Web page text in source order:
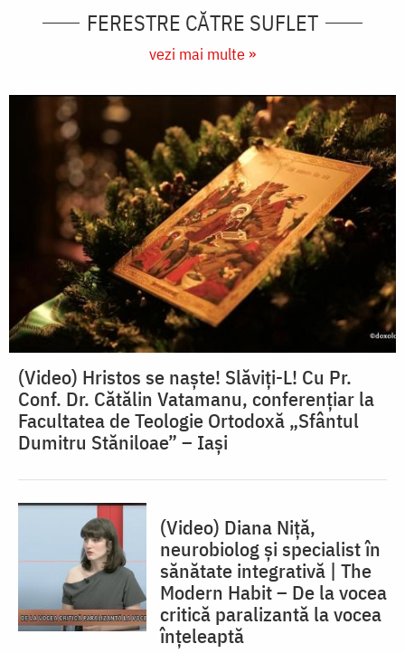
FERESTRE CĂTRE SUFLET
vezi mai multe »
(Video) Hristos se naște! Slăviți-L! Cu Pr.
Conf. Dr. Cătălin Vatamanu, conferențiar la
Facultatea de Teologie Ortodoxă „Sfântul
Dumitru Stăniloae” – Iași
(Video) Diana Niță,
neurobiolog și specialist în
sănătate integrativă | The
Modern Habit – De la vocea
critică paralizantă la vocea
înțeleaptă